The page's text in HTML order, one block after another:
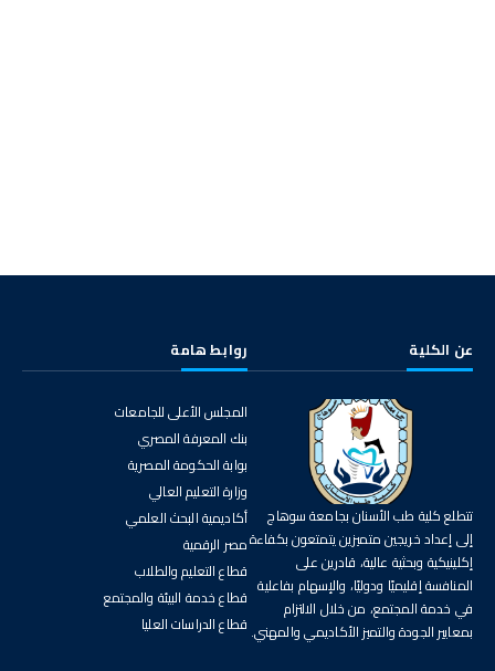
عن الكلية
تتطلع كلية طب الأسنان بجامعة سوهاج
إلى إعداد خريجين متميزين يتمتعون بكفاءة
إكلينيكية وبحثية عالية، قادرين على
المنافسة إقليميًا ودوليًا، والإسهام بفاعلية
في خدمة المجتمع، من خلال الالتزام
بمعايير الجودة والتميز الأكاديمي والمهني.
روابط هامة
المجلس الأعلى للجامعات
بنك المعرفة المصري
بوابة الحكومة المصرية
وزارة التعليم العالي
أكاديمية البحث العلمي
مصر الرقمية
قطاع التعليم والطلاب
قطاع خدمة البيئة والمجتمع
قطاع الدراسات العليا